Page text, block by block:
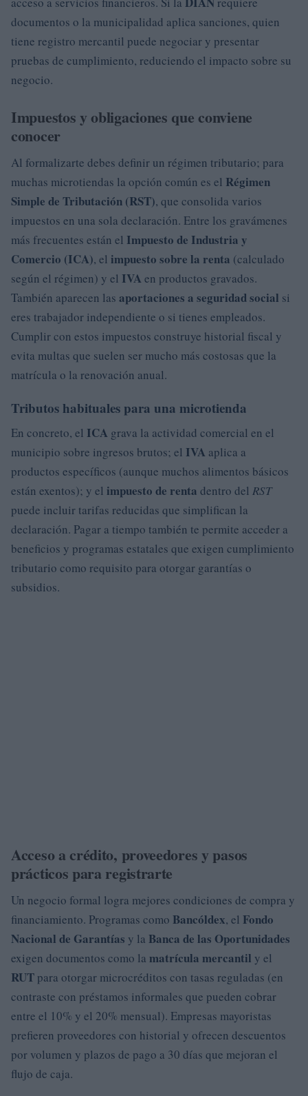
documentos o la municipalidad aplica sanciones, quien
tiene registro mercantil puede negociar y presentar
pruebas de cumplimiento, reduciendo el impacto sobre su
negocio.
Impuestos y obligaciones que conviene
conocer
Al formalizarte debes definir un régimen tributario; para
muchas microtiendas la opción común es el Régimen
Simple de Tributación (RST), que consolida varios
impuestos en una sola declaración. Entre los gravámenes
más frecuentes están el Impuesto de Industria y
Comercio (ICA), el impuesto sobre la renta (calculado
según el régimen) y el IVA en productos gravados.
También aparecen las aportaciones a seguridad social si
eres trabajador independiente o si tienes empleados.
Cumplir con estos impuestos construye historial fiscal y
evita multas que suelen ser mucho más costosas que la
matrícula o la renovación anual.
Tributos habituales para una microtienda
En concreto, el ICA grava la actividad comercial en el
municipio sobre ingresos brutos; el IVA aplica a
productos específicos (aunque muchos alimentos básicos
están exentos); y el impuesto de renta dentro del RST
puede incluir tarifas reducidas que simplifican la
declaración. Pagar a tiempo también te permite acceder a
beneficios y programas estatales que exigen cumplimiento
tributario como requisito para otorgar garantías o
subsidios.
Acceso a crédito, proveedores y pasos
prácticos para registrarte
Un negocio formal logra mejores condiciones de compra y
financiamiento. Programas como Bancóldex, el Fondo
Nacional de Garantías y la Banca de las Oportunidades
exigen documentos como la matrícula mercantil y el
RUT para otorgar microcréditos con tasas reguladas (en
contraste con préstamos informales que pueden cobrar
entre el 10% y el 20% mensual). Empresas mayoristas
prefieren proveedores con historial y ofrecen descuentos
por volumen y plazos de pago a 30 días que mejoran el
flujo de caja.